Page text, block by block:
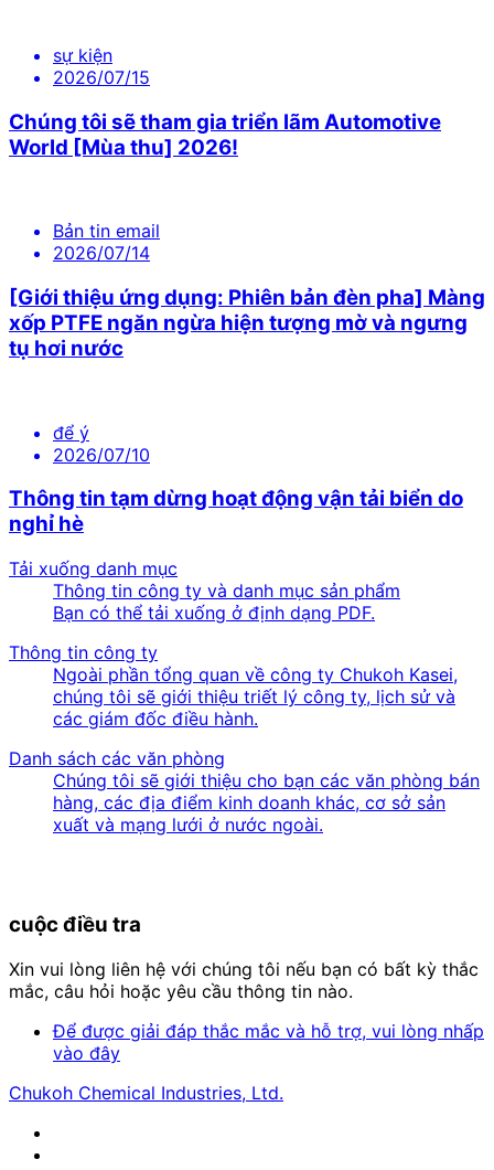
sự kiện
2026/07/15
Chúng tôi sẽ tham gia triển lãm Automotive
World [Mùa thu] 2026!
Bản tin email
2026/07/14
[Giới thiệu ứng dụng: Phiên bản đèn pha] Màng
xốp PTFE ngăn ngừa hiện tượng mờ và ngưng
tụ hơi nước
để ý
2026/07/10
Thông tin tạm dừng hoạt động vận tải biển do
nghỉ hè
Tải xuống danh mục
Thông tin công ty và danh mục sản phẩm
Bạn có thể tải xuống ở định dạng PDF.
Thông tin công ty
Ngoài phần tổng quan về công ty Chukoh Kasei,
chúng tôi sẽ giới thiệu triết lý công ty, lịch sử và
các giám đốc điều hành.
Danh sách các văn phòng
Chúng tôi sẽ giới thiệu cho bạn các văn phòng bán
hàng, các địa điểm kinh doanh khác, cơ sở sản
xuất và mạng lưới ở nước ngoài.
cuộc điều tra
Xin vui lòng liên hệ với chúng tôi nếu bạn có bất kỳ thắc
mắc, câu hỏi hoặc yêu cầu thông tin nào.
Để được giải đáp thắc mắc và hỗ trợ, vui lòng nhấp
vào đây
Chukoh Chemical Industries, Ltd.